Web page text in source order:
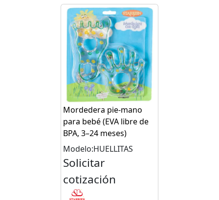
Mordedera pie-mano
para bebé (EVA libre de
BPA, 3–24 meses)
Modelo:HUELLITAS
Solicitar
cotización